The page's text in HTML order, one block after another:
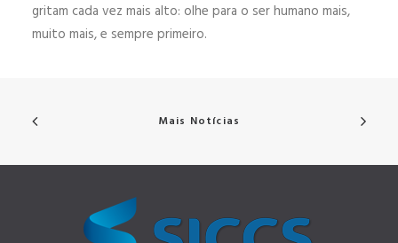
gritam cada vez mais alto: olhe para o ser humano mais,
muito mais, e sempre primeiro.
Mais Notícias